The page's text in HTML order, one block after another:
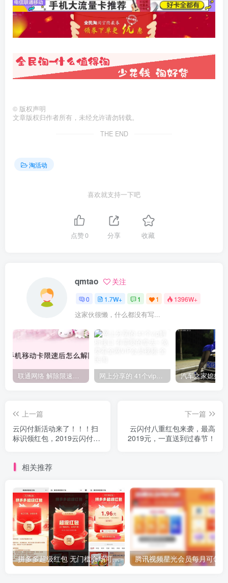
© 版权声明
文章版权归作者所有，未经允许请勿转载。
THE END
淘活动
喜欢就支持一下吧
点赞0 分享 收藏
qmtao 关注
0 1.7W+ 1 1 1396W+
这家伙很懒，什么都没有写...
联通网络 解除限速方法参考！畅享、畅玩、老白干等及其它地区自测了 网上分享的 41个vip解析接口 有需要的拿去~ 免费看全网VIP会员视频
上一篇
云闪付新活动来了！！！扫
标识领红包，2019云闪付
下一篇
云闪付八重红包来袭，最高
2019元，一直送到过春节！
相关推荐
拼多多超级红包 无门槛会场可用 天天可领 最高88.88元